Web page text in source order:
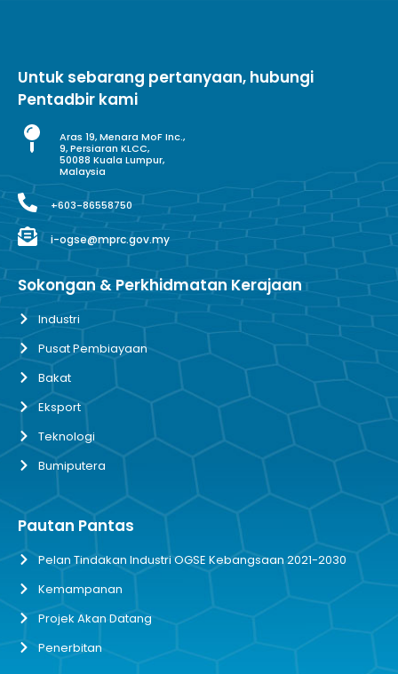
Untuk sebarang pertanyaan, hubungi
Pentadbir kami
Aras 19, Menara MoF Inc.,
9, Persiaran KLCC,
50088 Kuala Lumpur,
Malaysia
+603-86558750
i-ogse@mprc.gov.my
Sokongan & Perkhidmatan Kerajaan
Industri
Pusat Pembiayaan
Bakat
Eksport
Teknologi
Bumiputera
Pautan Pantas
Pelan Tindakan Industri OGSE Kebangsaan 2021-2030
Kemampanan
Projek Akan Datang
Penerbitan